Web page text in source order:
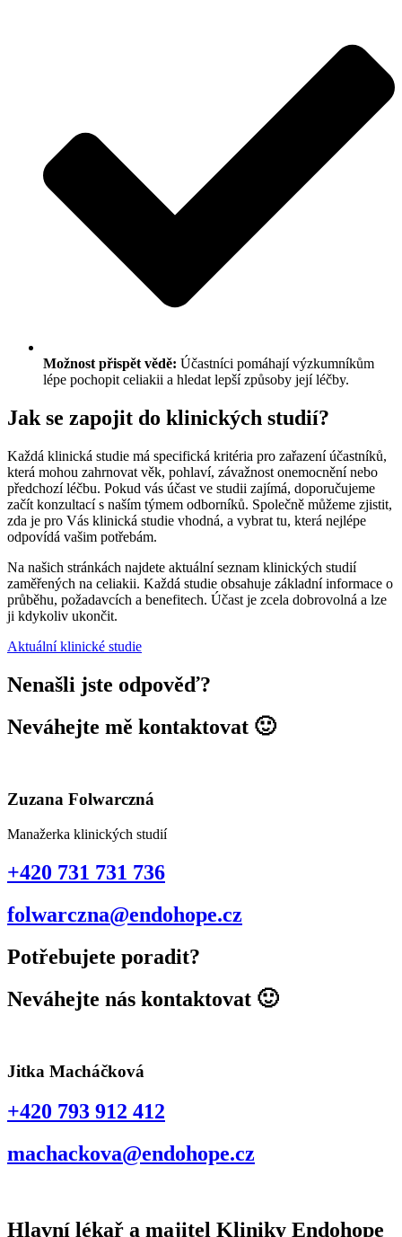
Možnost přispět vědě: Účastníci pomáhají výzkumníkům
lépe pochopit celiakii a hledat lepší způsoby její léčby.
Jak se zapojit do klinických studií?
Každá klinická studie má specifická kritéria pro zařazení účastníků,
která mohou zahrnovat věk, pohlaví, závažnost onemocnění nebo
předchozí léčbu. Pokud vás účast ve studii zajímá, doporučujeme
začít konzultací s naším týmem odborníků. Společně můžeme zjistit,
zda je pro Vás klinická studie vhodná, a vybrat tu, která nejlépe
odpovídá vašim potřebám.
Na našich stránkách najdete aktuální seznam klinických studií
zaměřených na celiakii. Každá studie obsahuje základní informace o
průběhu, požadavcích a benefitech. Účast je zcela dobrovolná a lze
ji kdykoliv ukončit.
Aktuální klinické studie
Nenašli jste odpověď?
Neváhejte mě kontaktovat 🙂
Zuzana Folwarczná
Manažerka klinických studií
+420 731 731 736
folwarczna@endohope.cz
Potřebujete poradit?
Neváhejte nás kontaktovat 🙂
Jitka Macháčková
+420 793 912 412
machackova@endohope.cz
Hlavní lékař a majitel Kliniky Endohope